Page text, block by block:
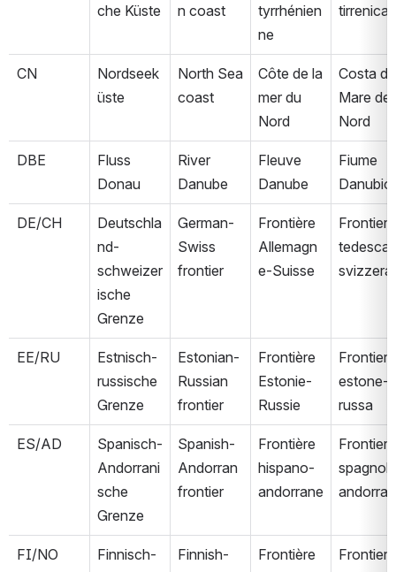
che Küste
n coast
tyrrhénien
ne
tirrenica
CN
Nordseek
üste
North Sea
coast
Côte de la
mer du
Nord
Costa
Mare del
Nord
DBE
Fluss
Donau
River
Danube
Fleuve
Danube
Fiume
Danubio
DE/CH
Deutschla
nd-
schweizer
ische
Grenze
German-
Swiss
frontier
Frontière
Allemagn
e-Suisse
Frontiera
tedesca-
svizzera
EE/RU
Estnisch-
russische
Grenze
Estonian-
Russian
frontier
Frontière
Estonie-
Russie
Frontiera
estone-
russa
ES/AD
Spanisch-
Andorrani
sche
Grenze
Spanish-
Andorran
frontier
Frontière
hispano-
andorrane
Frontiera
FI/NO
Finnisch-
Finnish-
Frontière
Frontiera